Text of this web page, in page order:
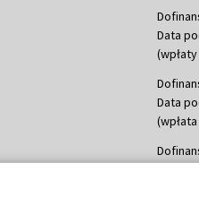
Data
Data